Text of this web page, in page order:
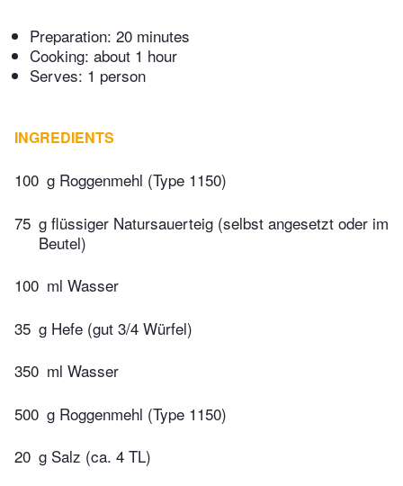
Preparation: 20 minutes
Cooking: about 1 hour
Serves: 1 person
INGREDIENTS
100 g Roggenmehl (Type 1150)
75 g flüssiger Natursauerteig (selbst angesetzt oder im
Beutel)
100 ml Wasser
35 g Hefe (gut 3/4 Würfel)
350 ml Wasser
500 g Roggenmehl (Type 1150)
20 g Salz (ca. 4 TL)